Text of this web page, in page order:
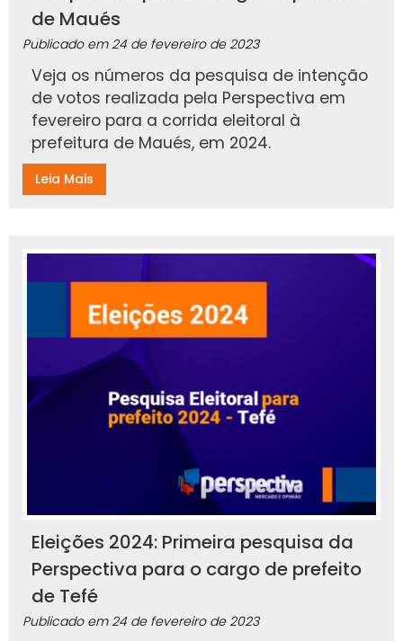
de Maués
Publicado em24 de fevereiro de 2023
Veja os números da pesquisa de intenção
de votos realizada pela Perspectiva em
fevereiro para a corrida eleitoral à
prefeitura de Maués, em 2024.
Leia Mais
Eleições 2024: Primeira pesquisa da
Perspectiva para o cargo de prefeito
de Tefé
Publicado em24 de fevereiro de 2023